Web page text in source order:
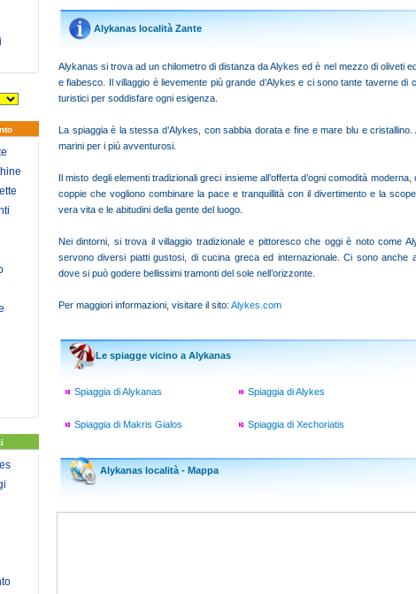
Alykanas località Zante
Alykanas si trova ad un chilometro di distanza da Alykes ed è nel mezzo di oliveti
e fiabesco. Il villaggio è lievemente più grande d’Alykes e ci sono tante taverne di
turistici per soddisfare ogni esigenza.
La spiaggia è la stessa d’Alykes, con sabbia dorata e fine e mare blu e
marini per i più avventurosi.
Il misto degli elementi tradizionali greci insieme all’offerta d’ogni comodità
coppie che vogliono combinare la pace e tranquillità con il divertimento e la
vera vita e le abitudini della gente del luogo.
Nei dintorni, si trova il villaggio tradizionale e pittoresco che oggi è noto come
servono diversi piatti gustosi, di cucina greca ed internazionale. Ci sono anche
dove si può godere bellissimi tramonti del sole nell’orizzonte.
Per maggiori informazioni, visitare il sito: Alykes.com
Le spiagge vicino a Alykanas
Spiaggia di Alykanas Spiaggia di Alykes
Spiaggia di Makris Gialos Spiaggia di Xechoriatis
Alykanas località - Mappa